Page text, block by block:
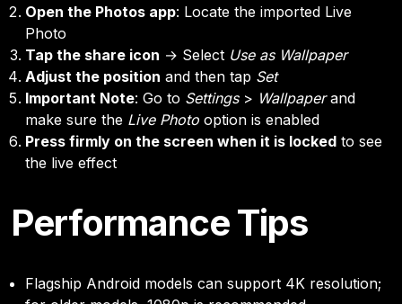
Open the Photos app: Locate the imported Live
Photo
Tap the share icon → Select Use as Wallpaper
Adjust the position and then tap Set
Important Note: Go to Settings> Wallpaperand
make sure the Live Photo option is enabled
Press firmly on the screen when it is locked to see
the live effect
Performance Tips
Flagship Android models can support 4K resolution;